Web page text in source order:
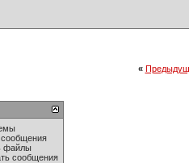
«
сообщения
файлы
сообщения